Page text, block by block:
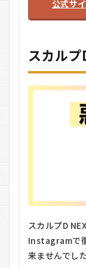
Q1.
毎日
に負
担が
かか
せん
か？
Q3.
リン
スや
公式サ
スカル
スカルプD
Instagramで
来ませんでした